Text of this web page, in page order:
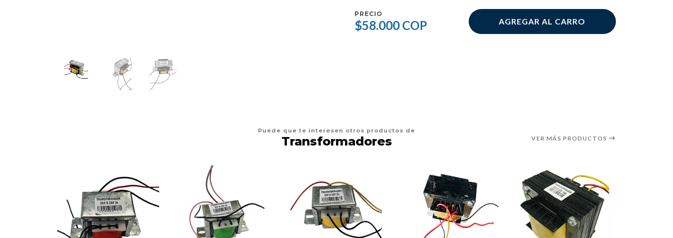
PRECIO
$58.000 COP AGREGAR AL CARRO
Puede que te interesen otros productos de
Transformadores VER MÁS PRODUCTOS